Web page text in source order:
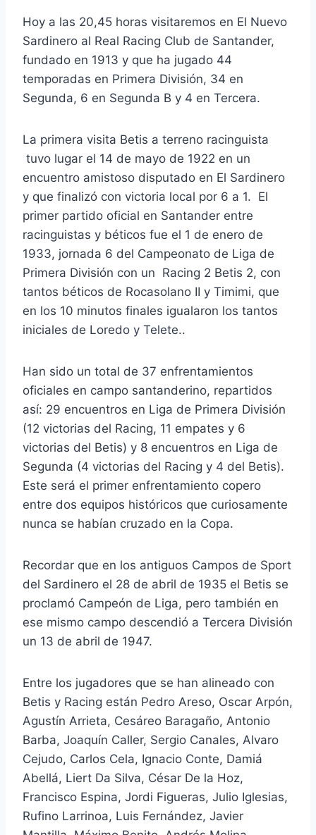
Hoy a las 20,45 horas visitaremos en El Nuevo
Sardinero al Real Racing Club de Santander,
fundado en 1913 y que ha jugado 44
temporadas en Primera División, 34 en
Segunda, 6 en Segunda B y 4 en Tercera.
La primera visita Betis a terreno racinguista
tuvo lugar el 14 de mayo de 1922 en un
encuentro amistoso disputado en El Sardinero
y que finalizó con victoria local por 6 a 1. El
primer partido oficial en Santander entre
racinguistas y béticos fue el 1 de enero de
1933, jornada 6 del Campeonato de Liga de
Primera División con un Racing 2 Betis 2, con
tantos béticos de Rocasolano II y Timimi, que
en los 10 minutos finales igualaron los tantos
iniciales de Loredo y Telete..
Han sido un total de 37 enfrentamientos
oficiales en campo santanderino, repartidos
así: 29 encuentros en Liga de Primera División
(12 victorias del Racing, 11 empates y 6
victorias del Betis) y 8 encuentros en Liga de
Segunda (4 victorias del Racing y 4 del Betis).
Este será el primer enfrentamiento copero
entre dos equipos históricos que curiosamente
nunca se habían cruzado en la Copa.
Recordar que en los antiguos Campos de Sport
del Sardinero el 28 de abril de 1935 el Betis se
proclamó Campeón de Liga, pero también en
ese mismo campo descendió a Tercera División
un 13 de abril de 1947.
Entre los jugadores que se han alineado con
Betis y Racing están Pedro Areso, Oscar Arpón,
Agustín Arrieta, Cesáreo Baragaño, Antonio
Barba, Joaquín Caller, Sergio Canales, Alvaro
Cejudo, Carlos Cela, Ignacio Conte, Damiá
Abellá, Liert Da Silva, César De la Hoz,
Francisco Espina, Jordi Figueras, Julio Iglesias,
Rufino Larrinoa, Luis Fernández, Javier